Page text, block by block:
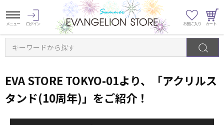
キーワードから探す
EVA STORE TOKYO-01より、「アクリルス
タンド(10周年)」をご紹介！